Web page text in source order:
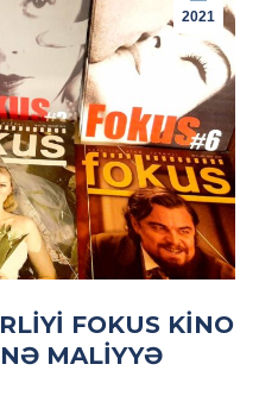
2021
FOKUS KINO
MALIYYƏ